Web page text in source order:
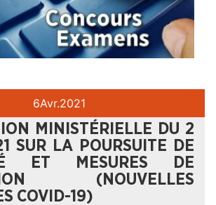
6Avr.2021
MINISTÉRIELLE DU 2
SUR LA POURSUITE DE
ET MESURES DE
(NOUVELLES
COVID-19)